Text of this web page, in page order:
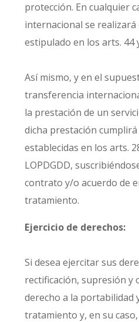
protección. En cualquier
internacional se
estipulado en los arts. 44
Así mismo, y en el
transferencia
la prestación de un
dicha prestación
establecidas en los arts.
LOPDGDD,
contrato y/o acuerdo de
tratamiento.
Ejercicio de derechos:
Si desea ejercitar sus
rectificación, supresión y
derecho a la portabilidad
tratamiento y, en su